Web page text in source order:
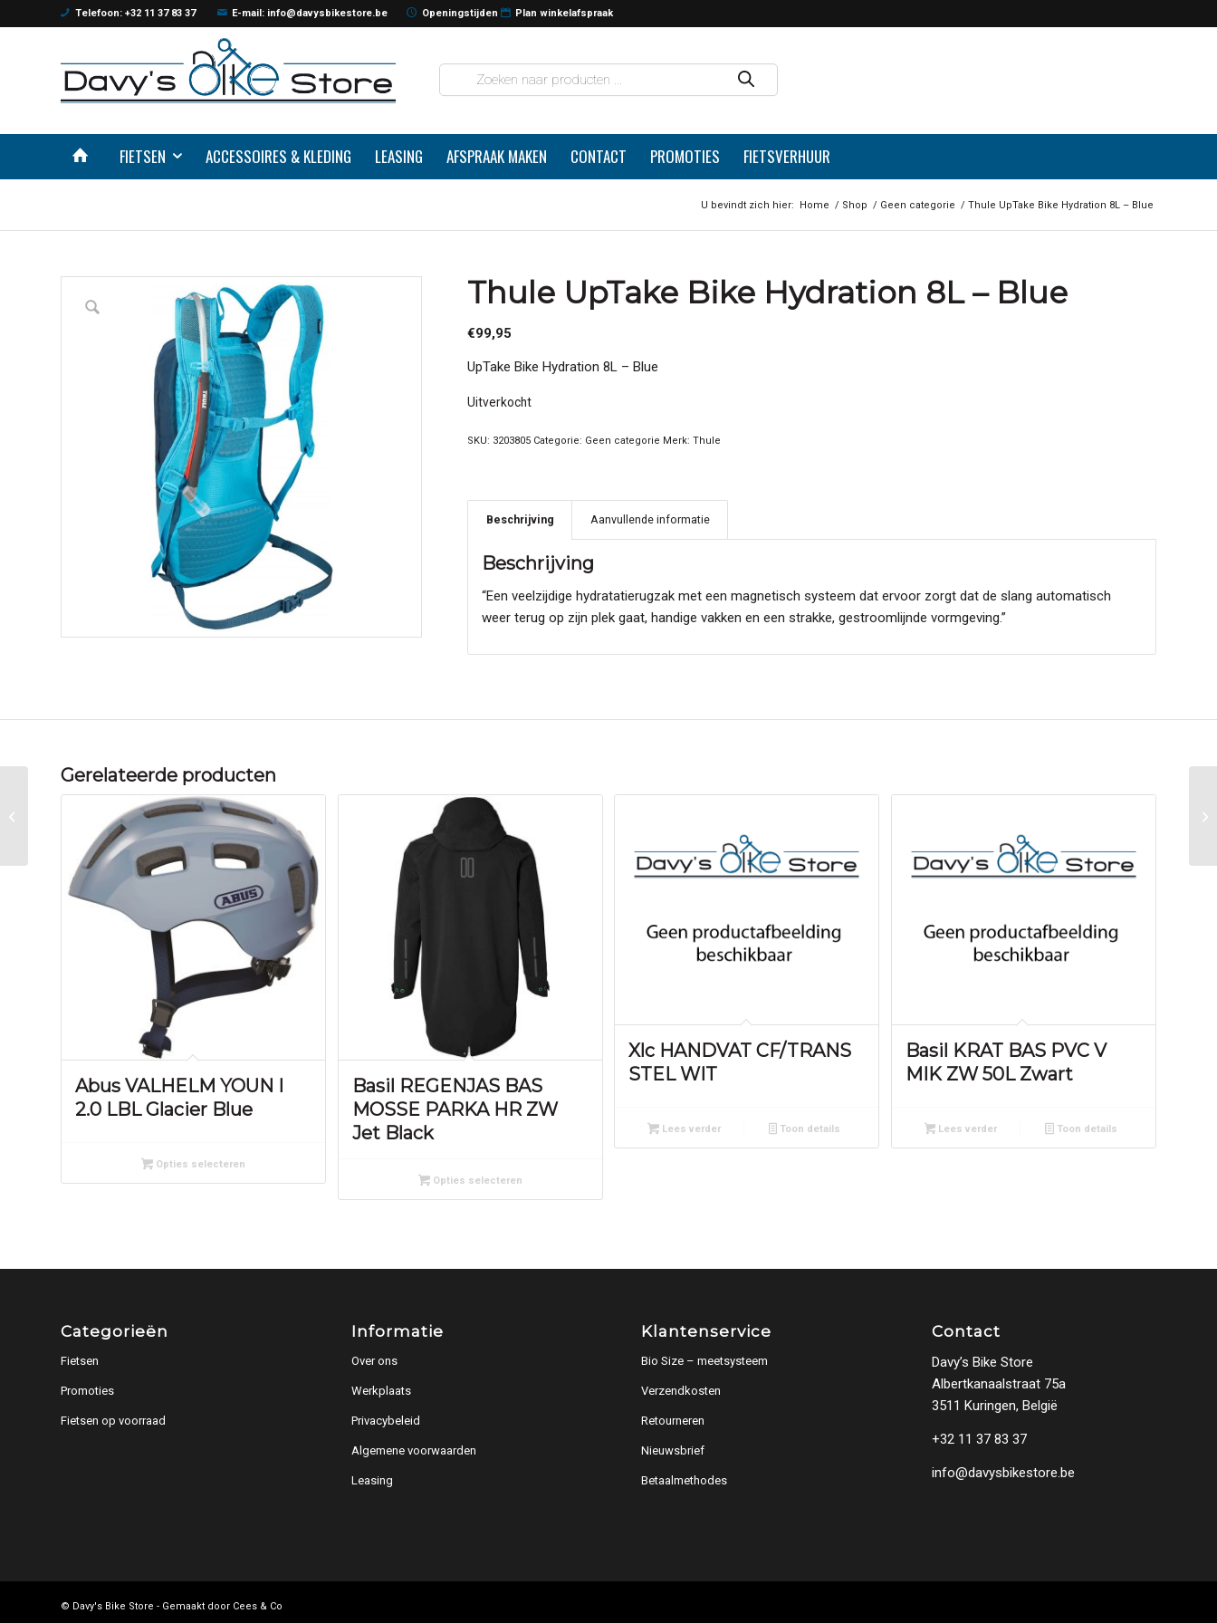
Telefoon: +32 11 37 83 37 E-mail: info@davysbikestore.be Openingstijden Plan winkelafspraak
FIETSEN ACCESSOIRES & KLEDING LEASING AFSPRAAK MAKEN CONTACT PROMOTIES FIETSVERHUUR
U bevindt zich hier: Home / Shop / Geen categorie / Thule UpTake Bike Hydration 8L – Blue
Thule UpTake Bike Hydration 8L – Blue
€99,95
UpTake Bike Hydration 8L – Blue
Uitverkocht
SKU: 3203805 Categorie: Geen categorie Merk:Thule
Beschrijving Aanvullende informatie
Beschrijving
“Een veelzijdige hydratatierugzak met een magnetisch systeem dat ervoor zorgt dat de slang automatisch
weer terug op zijn plek gaat, handige vakken en een strakke, gestroomlijnde vormgeving.”
Gerelateerde producten
Abus VALHELM YOUN I
2.0 LBL Glacier Blue
Opties selecteren
Basil REGENJAS BAS
MOSSE PARKA HR ZW
Jet Black
Opties selecteren
Xlc HANDVAT CF/TRANS
STEL WIT
Lees verder Toon details
Basil KRAT BAS PVC V
MIK ZW 50L Zwart
Lees verder Toon details
Categorieën
Fietsen
Promoties
Fietsen op voorraad
Informatie
Over ons
Werkplaats
Privacybeleid
Algemene voorwaarden
Leasing
Klantenservice
Bio Size – meetsysteem
Verzendkosten
Retourneren
Nieuwsbrief
Betaalmethodes
Contact
Davy’s Bike Store
Albertkanaalstraat 75a
3511 Kuringen, België
+32 11 37 83 37
info@davysbikestore.be
© Davy's Bike Store - Gemaakt door Cees & Co
Hydration 8L – Black